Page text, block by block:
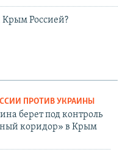
Крым Россией?
ПРОТИВ УКРАИНЫ
берет под контроль
коридор» в Крым